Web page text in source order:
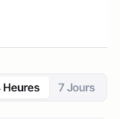
Heures 7 Jours